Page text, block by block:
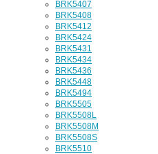
BRK5407
BRK5408
BRK5412
BRK5424
BRK5431
BRK5434
BRK5436
BRK5448
BRK5494
BRK5505
BRK5508L
BRK5508M
BRK5508S
BRK5510